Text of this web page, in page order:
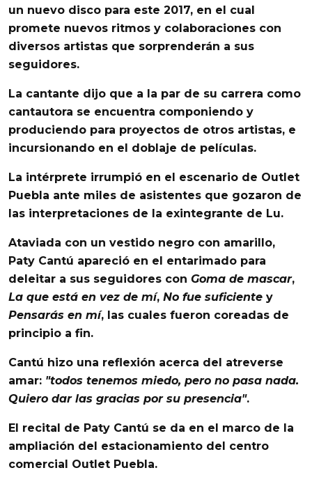
un nuevo disco para este 2017, en el cual
promete nuevos ritmos y colaboraciones con
diversos artistas que sorprenderán a sus
seguidores.
La cantante dijo que a la par de su carrera como
cantautora se encuentra componiendo y
produciendo para proyectos de otros artistas, e
incursionando en el doblaje de películas.
La intérprete irrumpió en el escenario de Outlet
Puebla ante miles de asistentes que gozaron de
las interpretaciones de la exintegrante de Lu.
Ataviada con un vestido negro con amarillo,
Paty Cantú apareció en el entarimado para
deleitar a sus seguidores con Goma de mascar,
La que está en vez de mí, No fue suficiente y
Pensarás en mí, las cuales fueron coreadas de
principio a fin.
Cantú hizo una reflexión acerca del atreverse
amar: "todos tenemos miedo, pero no pasa nada.
Quiero dar las gracias por su presencia".
El recital de Paty Cantú se da en el marco de la
ampliación del estacionamiento del centro
comercial Outlet Puebla.